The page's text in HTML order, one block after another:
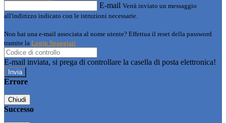
E-mail Verrà inviato un messaggio
all'indirizzo indicato con le istruzioni necessarie.
Non hai una e-mail associata al nome utente? Effettua il reset della password
tramite la Login Spaggiari
E-mail inviata, si prega di controllare la casella di posta elettronica!
Errore
Chiudi
Successo